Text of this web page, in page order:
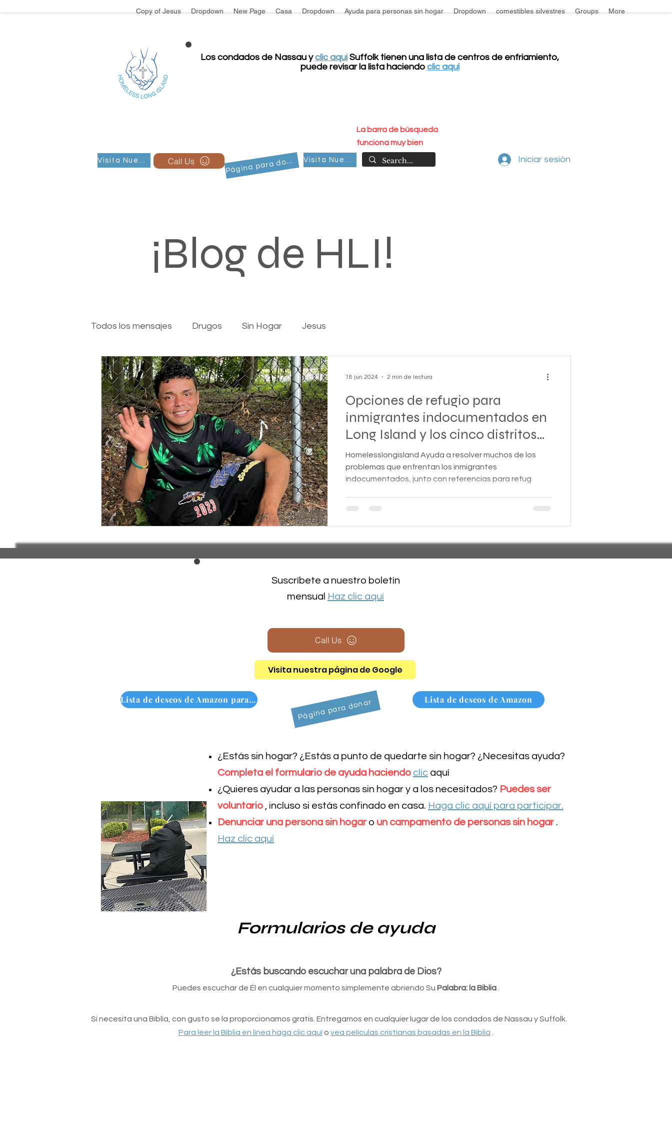
Copy of Jesus Dropdown New Page Casa Dropdown Ayuda para personas sin hogar Dropdown comestibles silvestres Groups More
Los condados de Nassau yclic aqui Suffolk tienen una lista de centros de enfriamiento,
puede revisar la lista haciendo clic aquí
La barra de búsqueda
funciona muy bien
Visita Nuestro Grupo Call Us Página para donar Visita Nuestro Grupo Iniciar sesión
¡Blog de HLI!
Todos los mensajes Drugos Sin Hogar Jesus
Opciones de refugio para
inmigrantes indocumentados en
Long Island y los cinco distritos
de Nueva York
Homelesslongisland Ayuda a resolver muchos de los
problemas que enfrentan los inmigrantes
indocumentados, junto con referencias para refug
18 jun 2024 2 min de lectura
Suscríbete a nuestro boletín
mensual Haz clic aquí
Call Us
Visita nuestra página de Google
Lista de deseos de Amazon para personas sin hogar Página para donar Lista de deseos de Amazon
¿Estás sin hogar? ¿Estás a punto de quedarte sin hogar? ¿Necesitas ayuda?
Completa el formulario de ayuda haciendo clic aquí
¿Quieres ayudar a las personas sin hogar y a los necesitados? Puedes ser
voluntario
, incluso si estás confinado en casa. Haga clic aquí para participar.
Denunciar una persona sin hogar o un campamento de personas sin hogar .
Haz clic aquí
Formularios de ayuda
¿Estás buscando escuchar una palabra de Dios?
Puedes escuchar de Él en cualquier momento simplemente abriendo Su Palabra: la Biblia
Si necesita una Biblia, con gusto se la proporcionamos gratis. Entregamos en cualquier lugar de los condados de Nassau y Suffolk.
Para leer la Biblia en línea haga clic aquío vea películas cristianas basadas en la Biblia